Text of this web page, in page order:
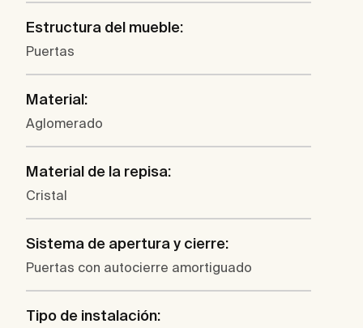
Estructura del mueble:
Puertas
Material:
Aglomerado
Material de la repisa:
Cristal
Sistema de apertura y cierre:
Puertas con autocierre amortiguado
Tipo de instalación: